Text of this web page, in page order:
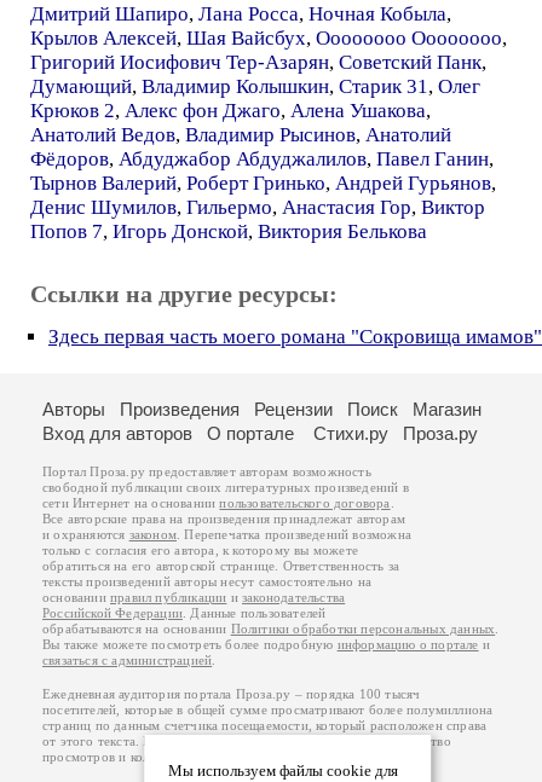
Дмитрий Шапиро, Лана Росса, Ночная Кобыла,
Крылов Алексей, Шая Вайсбух, Оооооооо Оооооооо,
Григорий Иосифович Тер-Азарян, Советский Панк,
Думающий, Владимир Колышкин, Старик 31, Олег
Крюков 2, Алекс фон Джаго, Алена Ушакова,
Анатолий Ведов, Владимир Рысинов, Анатолий
Фёдоров, Абдуджабор Абдуджалилов, Павел Ганин,
Тырнов Валерий, Роберт Гринько, Андрей Гурьянов,
Денис Шумилов, Гильермо, Анастасия Гор, Виктор
Попов 7, Игорь Донской, Виктория Белькова
Ссылки на другие ресурсы:
Здесь первая часть моего романа "Сокровища имамов"
Мы используем файлы cookie для
Авторы Произведения Рецензии Поиск
Магазин
Вход для авторов
О портале Стихи.ру Проза.ру
Портал Проза.ру предоставляет авторам возможность
свободной публикации своих литературных произведений в
сети Интернет на основаниипользовательского договора
Все авторские права на произведения принадлежат авторам
и охраняются законом . Перепечатка произведений возможна
только с согласия его автора, к которому вы можете
обратиться на его авторской странице. Ответственность за
тексты произведений авторы несут самостоятельно на
основанииправил публикации изаконодательства
Российской Федерации . Данные пользователей
обрабатываются на основании Политики обработки персональных данных
Вы также можете посмотреть более подробную информацию о портале и
связаться с администрацией
Ежедневная аудитория портала Проза.ру – порядка 100 тысяч
посетителей, которые в общей сумме просматривают более полумиллиона
страниц по данным счетчика посещаемости, который расположен справа
от этого текста. В каждой графе указано по две цифры: количество
просмотров и количество посетителей.